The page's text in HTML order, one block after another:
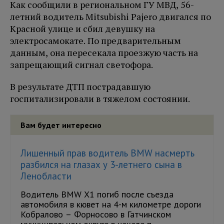
Как сообщили в региональном ГУ МВД, 56-
летний водитель Mitsubishi Pajero двигался по
Красной улице и сбил девушку на
электросамокате. По предварительным
данным, она пересекала проезжую часть на
запрещающий сигнал светофора.
В результате ДТП пострадавшую
госпитализировали в тяжелом состоянии.
Вам будет интересно
Лишенный прав водитель BMW насмерть
разбился на глазах у 3-летнего сына в
Ленобласти
Водитель BMW X1 погиб после съезда
автомобиля в кювет на 4-м километре дороги
Кобралово – Форносово в Гатчинском